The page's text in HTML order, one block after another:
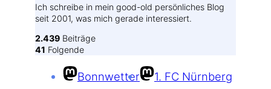
Ich schreibe in mein good-old persönliches Blog
seit 2001, was mich gerade interessiert.
2.439 Beiträge
41 Folgende
Bonnwetter 1. FC Nürnberg